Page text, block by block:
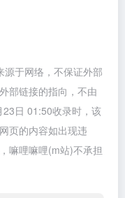
于网络，不保证外部
部链接的指向，不由
日 01:50收录时，该
页的内容如出现违
嘛哩嘛哩(m站)不承担